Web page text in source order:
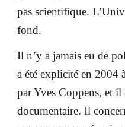
pas scientifique.
fond.
Il n’y a jamais eu de
a été explicité en 2004
par Yves Coppens, et il
documentaire. Il